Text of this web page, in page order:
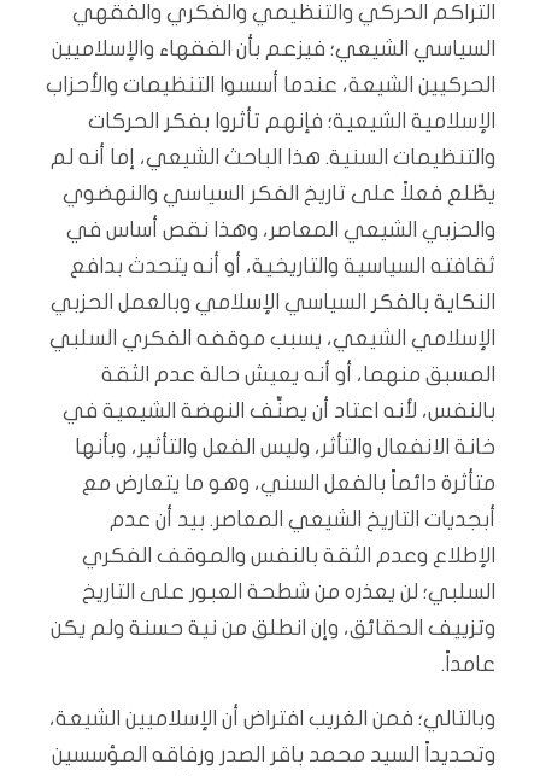
التراكم الحركي والتنظيمي والفكري والفقهي
السياسي الشيعي؛ فيزعم بأن الفقهاء والإسلاميين
الحركيين الشيعة، عندما أسسوا التنظيمات والأحزاب
الإسلامية الشيعية؛ فإنهم تأثروا بفكر الحركات
والتنظيمات السنية. هذا الباحث الشيعي، إما أنه لم
يطّلع فعلاً على تاريخ الفكر السياسي والنهضوي
والحزبي الشيعي المعاصر، وهذا نقص أساس في
ثقافته السياسية والتاريخية، أو أنه يتحدث بدافع
النكاية بالفكر السياسي الإسلامي وبالعمل الحزبي
الإسلامي الشيعي، يسبب موقفه الفكري السلبي
المسبق منهما، أو أنه يعيش حالة عدم الثقة
بالنفس، لأنه اعتاد أن يصنِّف النهضة الشيعية في
خانة الانفعال والتأثر، وليس الفعل والتأثير، وبأنها
متأثرة دائماً بالفعل السني، وهو ما يتعارض مع
أبجديات التاريخ الشيعي المعاصر. بيد أن عدم
الإطلاع وعدم الثقة بالنفس والموقف الفكري
السلبي؛ لن يعذره من شطحة العبور على التاريخ
وتزييف الحقائق، وإن انطلق من نية حسنة ولم يكن
عامداً.
وبالتالي؛ فمن الغريب افتراض أن الإسلاميين الشيعة،
وتحديداً السيد محمد باقر الصدر ورفاقه المؤسسين